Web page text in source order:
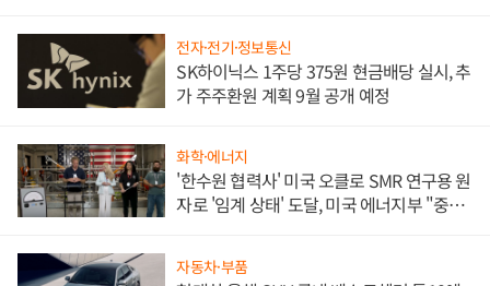
전자·전기·정보통신
SK하이닉스 1주당 375원 현금배당 실시, 추
가 주주환원 계획 9월 공개 예정
화학·에너지
'한수원 협력사' 미국 오클로 SMR 연구용 원
자로 '임계 상태' 도달, 미국 에너지부 "중요
자동차·부품